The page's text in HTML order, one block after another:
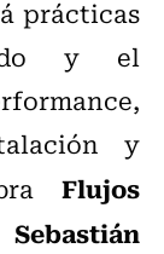
prácticas
y el
y
Flujos